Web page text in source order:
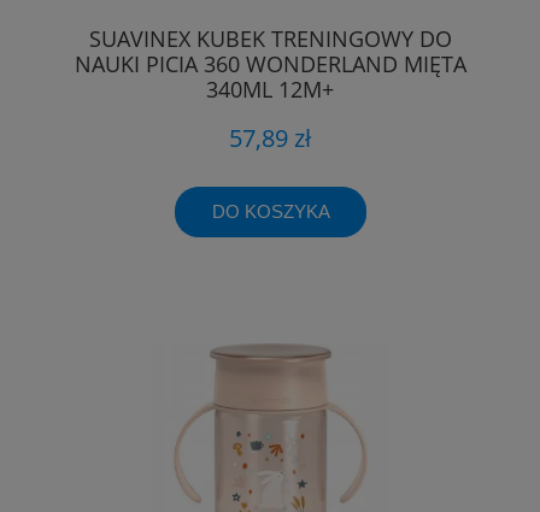
SUAVINEX KUBEK TRENINGOWY DO
NAUKI PICIA 360 WONDERLAND MIĘTA
340ML 12M+
57,89 zł
DO KOSZYKA